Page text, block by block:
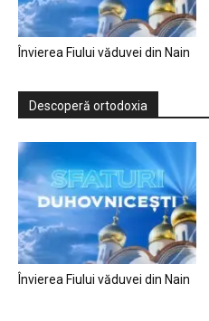
Învierea Fiului văduvei din Nain
Descoperă ortodoxia
Învierea Fiului văduvei din Nain